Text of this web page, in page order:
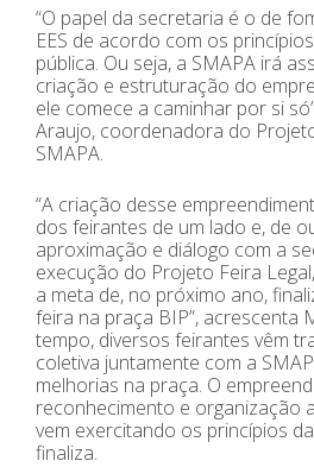
“O papel da secretaria é o de
EES de acordo com os
pública. Ou seja, a SMAPA irá
criação e estruturação do
ele comece a caminhar por si
Araujo, coordenadora do
SMAPA.
“A criação desse
dos feirantes de um lado e, de
aproximação e diálogo com a
execução do Projeto Feira
a meta de, no próximo ano,
feira na praça BIP”, acrescenta
tempo, diversos feirantes vêm
coletiva juntamente com a
melhorias na praça. O
reconhecimento e organização
vem exercitando os princípios
finaliza.